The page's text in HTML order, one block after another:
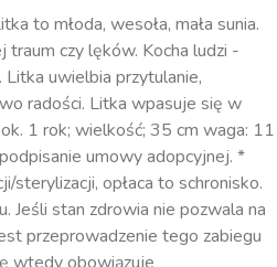
to młoda, wesoła, mała sunia.
czy lęków. Kocha ludzi -
uwielbia przytulanie,
radości. Litka wpasuje się w
1 rok; wielkość; 35 cm waga: 11
umowy adopcyjnej. *
sterylizacji, opłaca to schronisko.
Jeśli stan zdrowia nie pozwala na
przeprowadzenie tego zabiegu